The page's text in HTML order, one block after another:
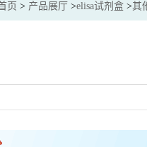
页 > 产品展厅 >elisa试剂盒 >其